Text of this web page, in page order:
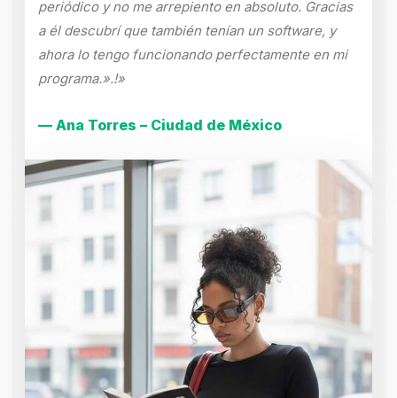
periódico y no me arrepiento en absoluto. Gracias
a él descubrí que también tenían un software, y
ahora lo tengo funcionando perfectamente en mi
programa.».!»
— Ana Torres – Ciudad de México